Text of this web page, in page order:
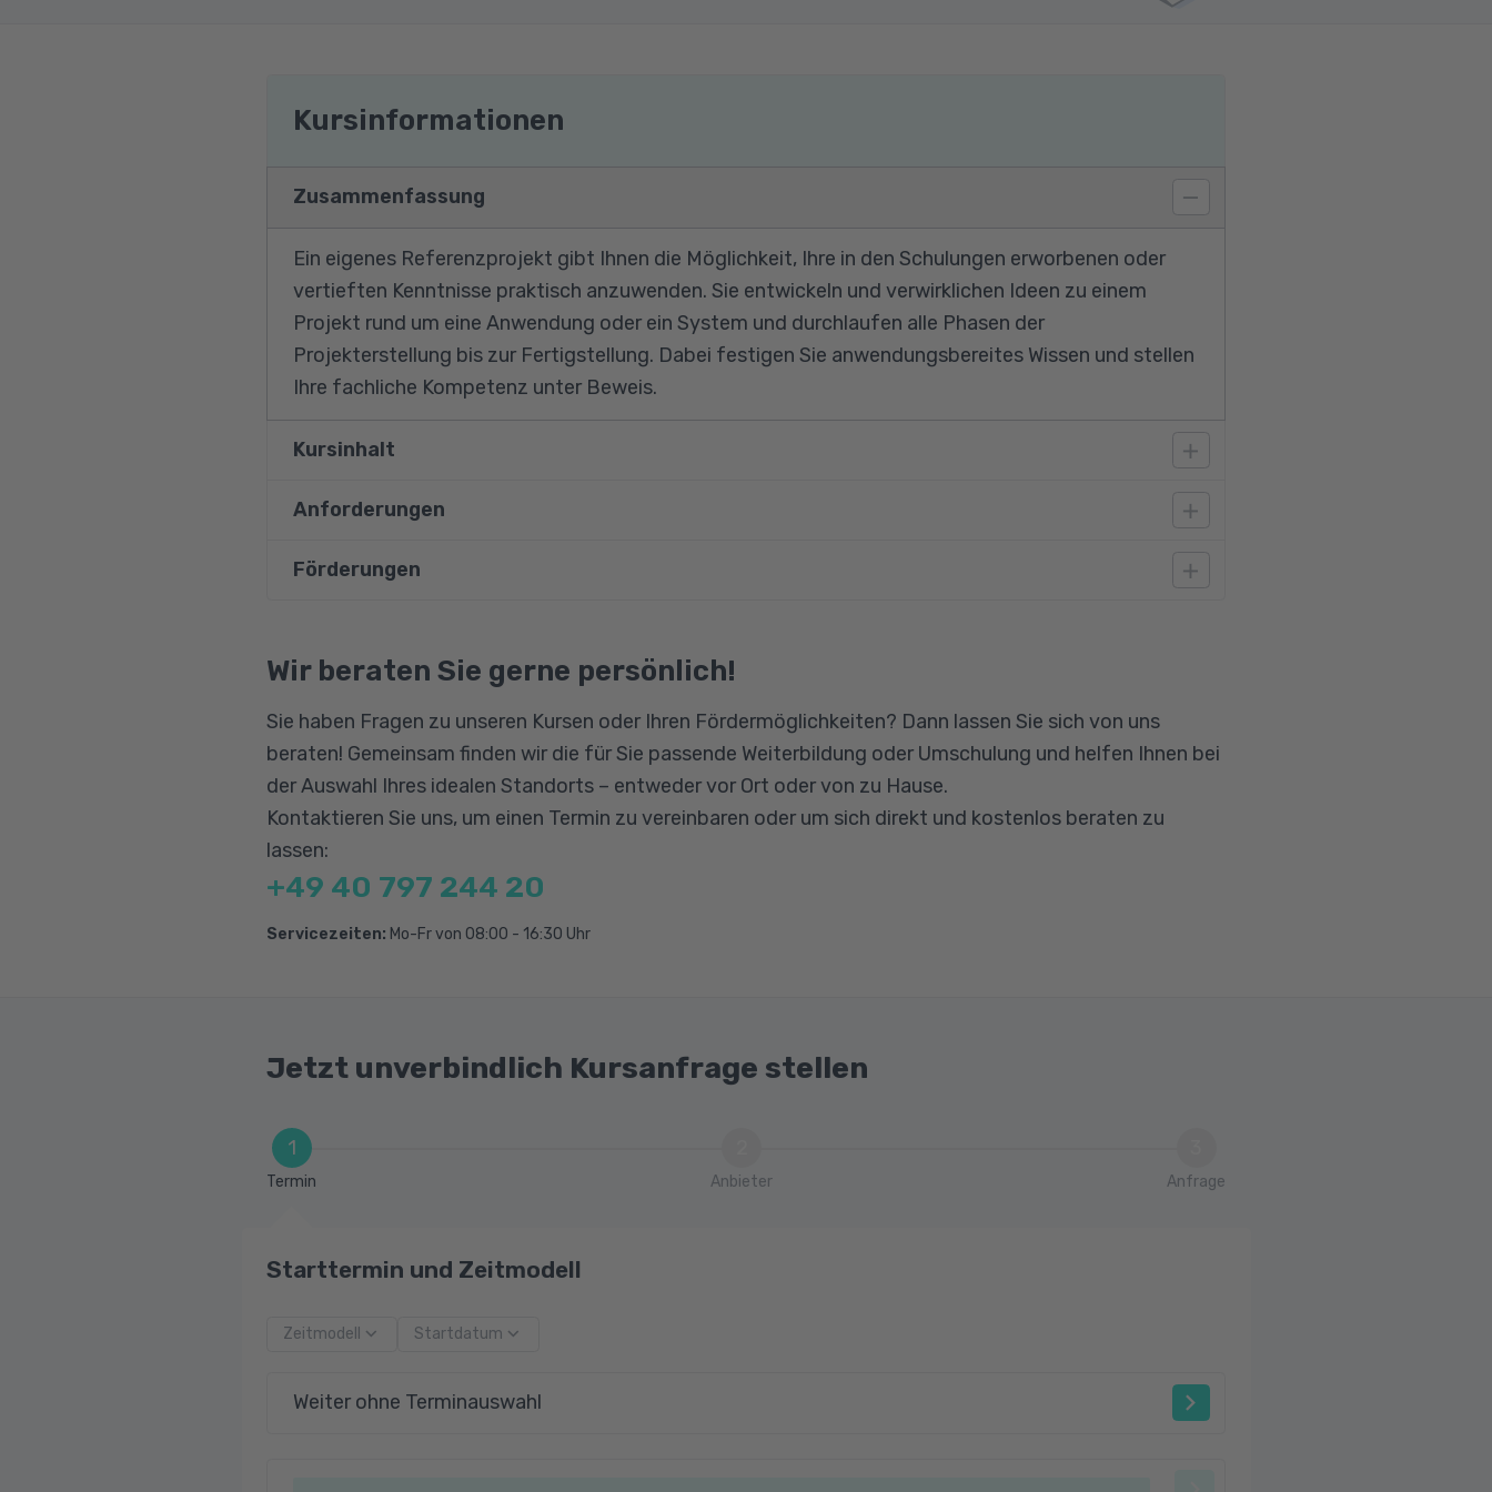
Kursinformationen
Zusammenfassung
Ein eigenes Referenzprojekt gibt Ihnen die Möglichkeit, Ihre in den Schulungen erworbenen oder
vertieften Kenntnisse praktisch anzuwenden. Sie entwickeln und verwirklichen Ideen zu einem
Projekt rund um eine Anwendung oder ein System und durchlaufen alle Phasen der
Projekterstellung bis zur Fertigstellung. Dabei festigen Sie anwendungsbereites Wissen und stellen
Ihre fachliche Kompetenz unter Beweis.
Kursinhalt
Entwicklung und Erstellung eines eigenen Projekts
Anforderungen
Sie beherrschen PHP, C++, C#, Visual Basic, ASP.NET, Java oder eine andere Programmiersprache
und werden organisatorisch bei der Erstellung Ihres Projekt betreut.
Förderungen
Qualifizierungschancengesetz
Wir beraten Sie gerne persönlich!
Sie haben Fragen zu unseren Kursen oder Ihren Fördermöglichkeiten? Dann lassen Sie sich von uns
beraten! Gemeinsam finden wir die für Sie passende Weiterbildung oder Umschulung und helfen Ihnen bei
der Auswahl Ihres idealen Standorts – entweder vor Ort oder von zu Hause.
Kontaktieren Sie uns, um einen Termin zu vereinbaren oder um sich direkt und kostenlos beraten zu
lassen:
+49 40 797 244 20
Servicezeiten: Mo-Fr von 08:00 - 16:30 Uhr
Jetzt unverbindlich Kursanfrage stellen
1
Termin Anbieter Anfrage
Starttermin und Zeitmodell
Zeitmodell Startdatum
Weiter ohne Terminauswahl